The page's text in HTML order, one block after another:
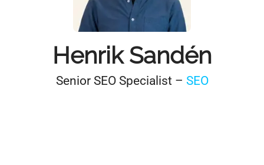
Henrik Sandén
Senior SEO Specialist – SEO